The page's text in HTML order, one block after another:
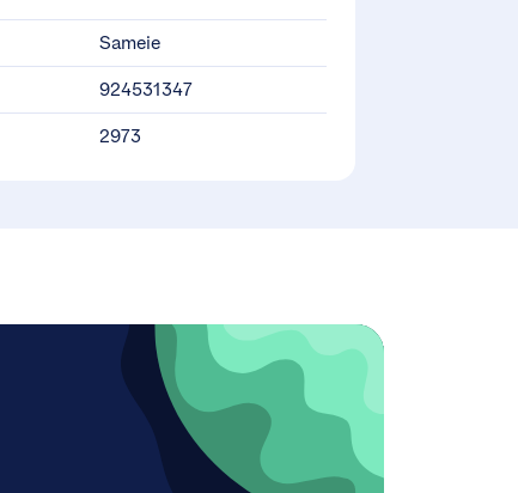
Sameie
924531347
2973